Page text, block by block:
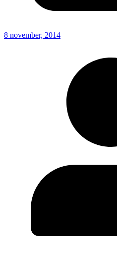
8 november, 2014